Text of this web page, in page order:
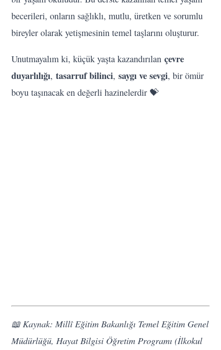
becerileri, onların sağlıklı, mutlu, üretken ve sorumlu
bireyler olarak yetişmesinin temel taşlarını oluşturur.
Unutmayalım ki, küçük yaşta kazandırılan çevre
duyarlılığı, tasarruf bilinci, saygı ve sevgi, bir ömür
boyu taşınacak en değerli hazinelerdir 💝
📖 Kaynak: Millî Eğitim Bakanlığı Temel Eğitim Genel
Müdürlüğü, Hayat Bilgisi Öğretim Programı (İlkokul